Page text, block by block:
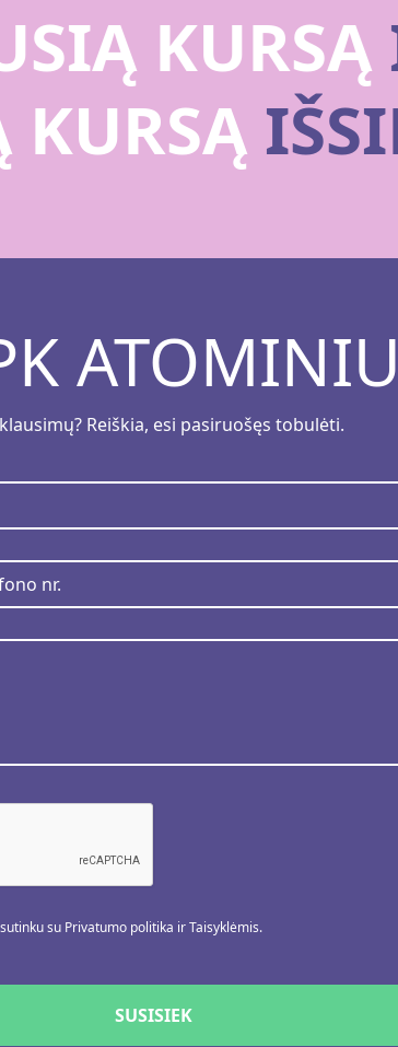
KURSĄ
ATOMINIU
Reiškia, esi pasiruošęs tobulėti.
su Privatumo politika ir Taisyklėmis.
SUSISIEK